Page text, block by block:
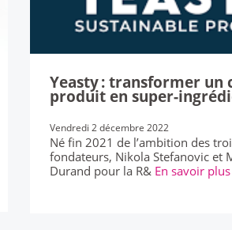
Yeasty : transformer un
produit en super-
Vendredi 2 décembre 2022
Né fin 2021 de l’ambition des
fondateurs, Nikola Stefanovic et
Durand pour la R& En savoir plus